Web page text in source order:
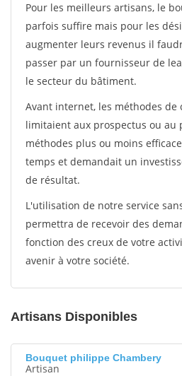
Pour les meilleurs artisans, le
parfois suffire mais pour les
augmenter leurs revenus il
passer par un fournisseur de
le secteur du bâtiment.
Avant internet, les méthodes de
limitaient aux prospectus ou au
méthodes plus ou moins
temps et demandait un
de résultat.
L'utilisation de notre service
permettra de recevoir des
fonction des creux de votre
avenir à votre société.
Artisans Disponibles
Bouquet philippe Chambery
Artisan